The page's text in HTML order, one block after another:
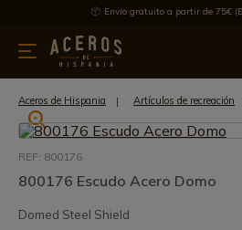
Envío gratuito a partir de 75€
menaje Ofertas Ultimas
Aceros de Hispania Artículos de recreación
REF: 800176
800176 Escudo Acero Domo
Domed Steel Shield